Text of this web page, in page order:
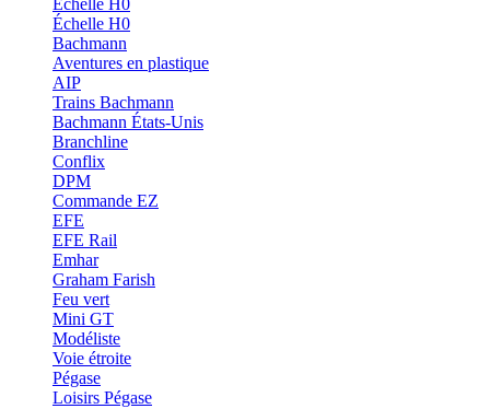
Échelle H0
Échelle H0
Bachmann
Aventures en plastique
AIP
Trains Bachmann
Bachmann États-Unis
Branchline
Conflix
DPM
Commande EZ
EFE
EFE Rail
Emhar
Graham Farish
Feu vert
Mini GT
Modéliste
Voie étroite
Pégase
Loisirs Pégase